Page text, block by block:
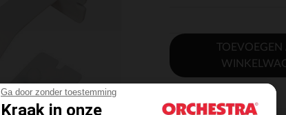
Ga door zonder toestemming
Kraak in onze
TOEVOEGEN